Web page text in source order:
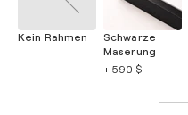
Kein Rahmen
Schwarze
Maserung
+ 590 $